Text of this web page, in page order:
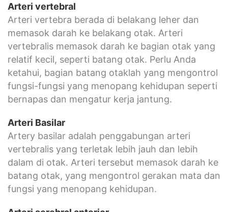
Arteri vertebral
Arteri vertebra berada di belakang leher dan
memasok darah ke belakang otak. Arteri
vertebralis memasok darah ke bagian otak yang
relatif kecil, seperti batang otak. Perlu Anda
ketahui, bagian batang otaklah yang mengontrol
fungsi-fungsi yang menopang kehidupan seperti
bernapas dan mengatur kerja jantung.
Arteri Basilar
Artery basilar adalah penggabungan arteri
vertebralis yang terletak lebih jauh dan lebih
dalam di otak. Arteri tersebut memasok darah ke
batang otak, yang mengontrol gerakan mata dan
fungsi yang menopang kehidupan.